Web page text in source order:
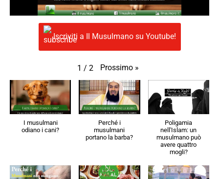
Iscriviti a Il Musulmano su Youtube!
1 / 2 Prossimo »
I musulmani
odiano i cani?
Perché i
musulmani
portano la barba?
Poligamia
nell'Islam: un
musulmano può
avere quattro
mogli?